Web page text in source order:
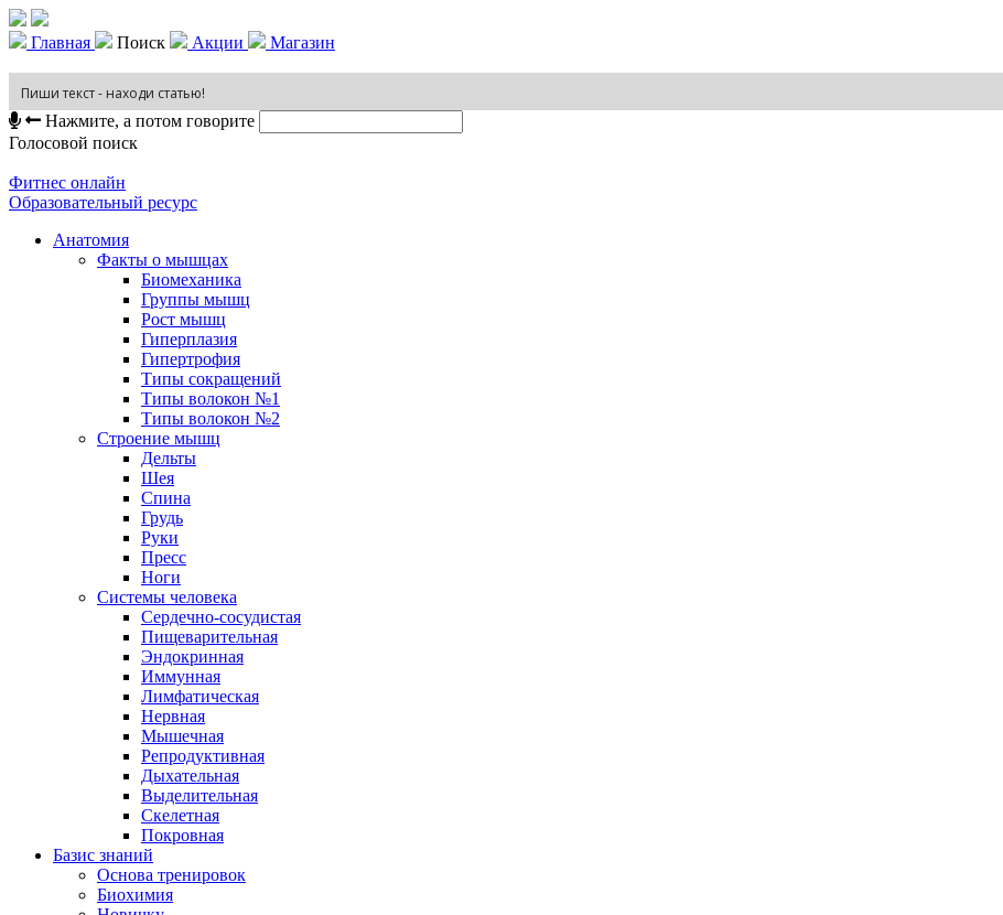
Главная Поиск Акции Магазин
Нажмите, а потом говорите
Голосовой поиск
Фитнес онлайн
Образовательный ресурс
Анатомия
Факты о мышцах
Биомеханика
Группы мышц
Рост мышц
Гиперплазия
Гипертрофия
Типы сокращений
Типы волокон №1
Типы волокон №2
Строение мышц
Дельты
Шея
Спина
Грудь
Руки
Пресс
Ноги
Системы человека
Сердечно-сосудистая
Пищеварительная
Эндокринная
Иммунная
Лимфатическая
Нервная
Мышечная
Репродуктивная
Дыхательная
Выделительная
Скелетная
Покровная
Базис знаний
Основа тренировок
Биохимия